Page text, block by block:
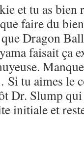
et tu as bien
faire du
Dragon
faisait ça
tu aimes le
Dr. Slump qui
initiale et